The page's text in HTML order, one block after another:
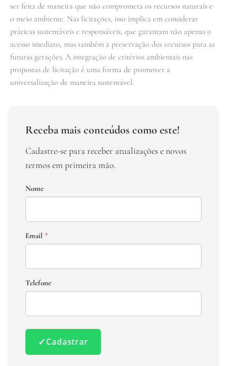
ser feita de maneira que não comprometa os recursos naturais e
o meio ambiente. Nas licitações, isso implica em considerar
práticas sustentáveis e responsáveis, que garantam não apenas o
acesso imediato, mas também a preservação dos recursos para as
futuras gerações. A integração de critérios ambientais nas
propostas de licitação é uma forma de promover a
universalização de maneira sustentável.
Receba mais conteúdos como este!
Cadastre-se para receber atualizações e novos
termos em primeira mão.
Nome
Email *
Telefone
✓Cadastrar